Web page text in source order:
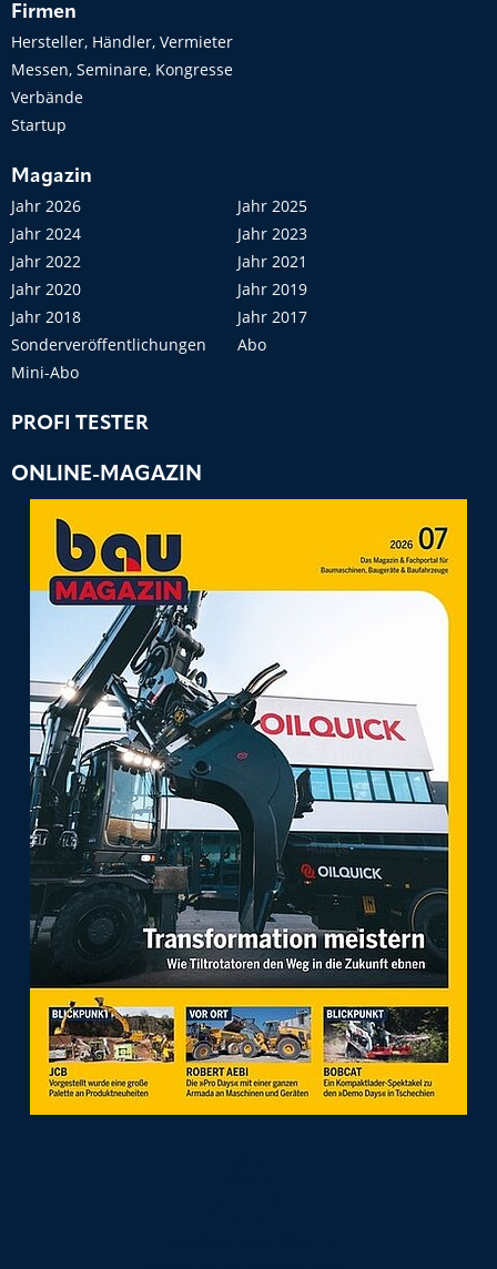
Firmen
Hersteller, Händler, Vermieter
Messen, Seminare, Kongresse
Verbände
Startup
Magazin
Jahr 2026
Jahr 2025
Jahr 2024
Jahr 2023
Jahr 2022
Jahr 2021
Jahr 2020
Jahr 2019
Jahr 2018
Jahr 2017
Sonderveröffentlichungen
Abo
Mini-Abo
PROFI TESTER
ONLINE-MAGAZIN